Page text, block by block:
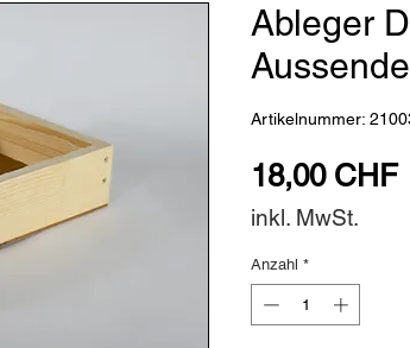
Ableger
Artikelnummer:
18,00 CHF
inkl. MwSt.
Anzahl *